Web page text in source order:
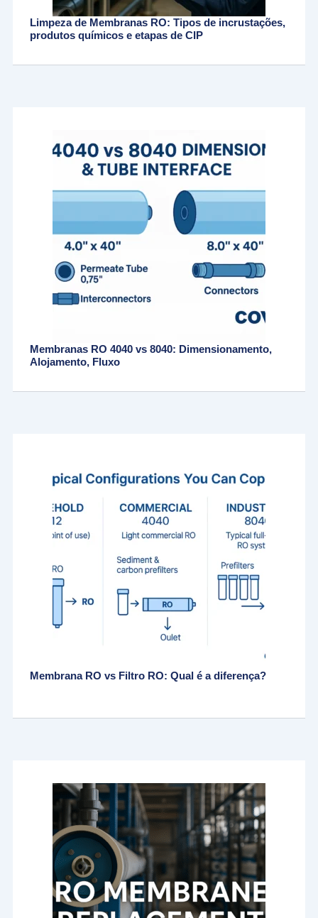
Limpeza de Membranas RO: Tipos de incrustações,
produtos químicos e etapas de CIP
Membranas RO 4040 vs 8040: Dimensionamento,
Alojamento, Fluxo
Membrana RO vs Filtro RO: Qual é a diferença?